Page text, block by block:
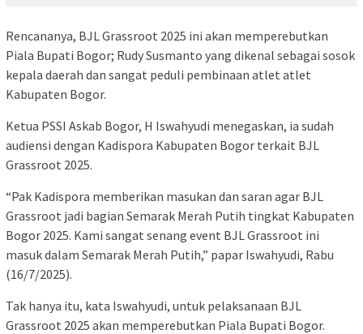
Rencananya, BJL Grassroot 2025 ini akan memperebutkan
Piala Bupati Bogor; Rudy Susmanto yang dikenal sebagai sosok
kepala daerah dan sangat peduli pembinaan atlet atlet
Kabupaten Bogor.
Ketua PSSI Askab Bogor, H Iswahyudi menegaskan, ia sudah
audiensi dengan Kadispora Kabupaten Bogor terkait BJL
Grassroot 2025.
“Pak Kadispora memberikan masukan dan saran agar BJL
Grassroot jadi bagian Semarak Merah Putih tingkat Kabupaten
Bogor 2025. Kami sangat senang event BJL Grassroot ini
masuk dalam Semarak Merah Putih,” papar Iswahyudi, Rabu
(16/7/2025).
Tak hanya itu, kata Iswahyudi, untuk pelaksanaan BJL
Grassroot 2025 akan memperebutkan Piala Bupati Bogor.